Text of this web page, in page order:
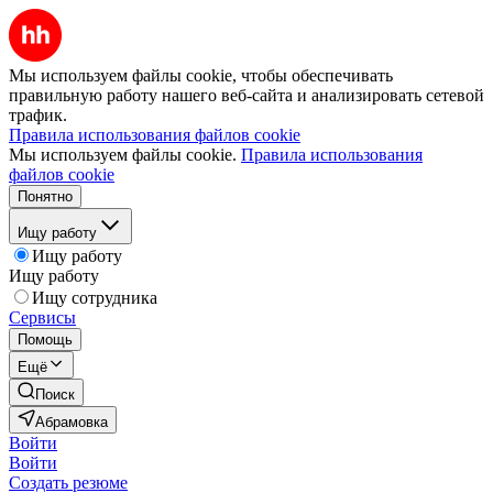
Мы используем файлы cookie, чтобы обеспечивать
правильную работу нашего веб-сайта и анализировать сетевой
трафик.
Правила использования файлов cookie
Мы используем файлы cookie. Правила использования
файлов cookie
Понятно
Ищу работу
Ищу работу
Ищу работу
Ищу сотрудника
Сервисы
Помощь
Ещё
Поиск
Абрамовка
Войти
Войти
Создать резюме